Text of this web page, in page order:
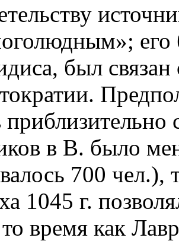
был
в В. было
700
1045 г.
время как